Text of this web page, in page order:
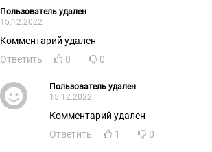
Пользователь удален
15.12.2022
Комментарий удален
Ответить
0 0
Пользователь удален
15.12.2022
Комментарий удален
Ответить
1 0